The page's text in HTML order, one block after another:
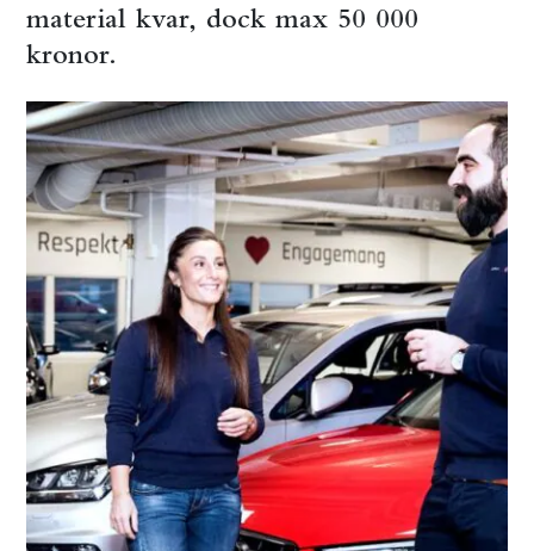
material kvar, dock max 50 000
kronor.